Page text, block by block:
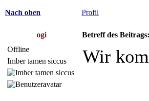
Nach oben Profil
ogi Betreff des Beitrags:
Offline
Imber tamen siccus
Wir